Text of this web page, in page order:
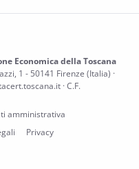
Economica della Toscana
1 - 50141 Firenze (Italia) ·
· C.F.
amministrativa
Privacy